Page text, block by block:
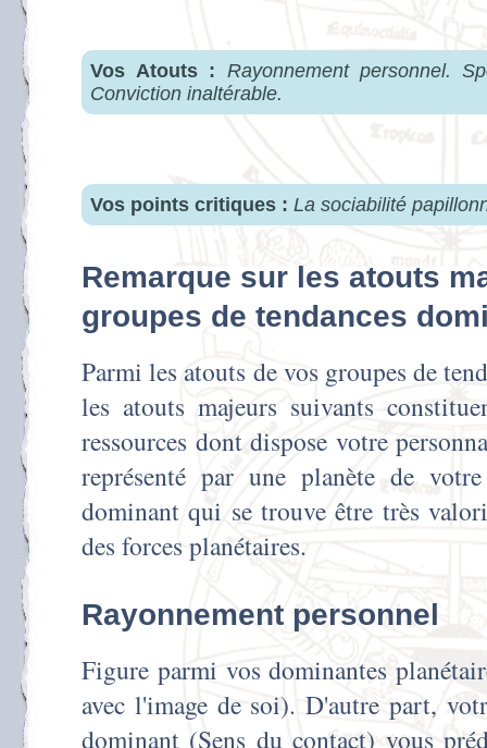
Vos Atouts : Rayonnement personnel.
Conviction inaltérable.
Vos points critiques :La sociabilité
Remarque sur les atouts
groupes de tendances
Parmi les atouts de vos groupes de
les atouts majeurs suivants
ressources dont dispose votre
représenté par une planète de
dominant qui se trouve être très
des forces planétaires.
Rayonnement personnel
Figure parmi vos dominantes
avec l'image de soi). D'autre part,
dominant (Sens du contact) vous